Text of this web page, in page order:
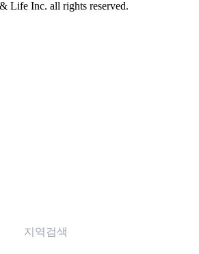
Life Inc. all rights reserved.
지역검색